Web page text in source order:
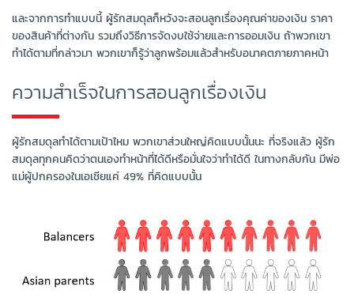
และจากการทำแบบนี้ ผู้รักสมดุลก็หวังจะสอนลูกเรื่องคุณค่าของเงิน ราคา
ของสินค้าที่ต่างกัน รวมถึงวิธีการจัดงบใช้จ่ายและการออมเงิน ถ้าพวกเขา
ทำได้ตามที่กล่าวมา พวกเขาก็รู้ว่าลูกพร้อมแล้วสำหรับอนาคตภายภาคหน้า
ความสำเร็จในการสอนลูกเรื่องเงิน
ผู้รักสมดุลทำได้ตามเป้าไหม พวกเขาส่วนใหญ่คิดแบบนั้นนะ ที่จริงแล้ว ผู้รัก
สมดุลทุกคนคิดว่าตนเองทำหน้าที่ได้ดีหรือมั่นใจว่าทำได้ดี ในทางกลับกัน มีพ่อ
แม่ผู้ปกครองในเอเชียแค่ 49% ที่คิดแบบนั้น